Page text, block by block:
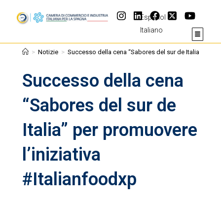
Español
Italiano
Successo della cena
“Sabores del sur de
Italia” per promuovere
l’iniziativa
#Italianfoodxp
> Notizie > Successo della cena “Sabores del sur de Italia” per